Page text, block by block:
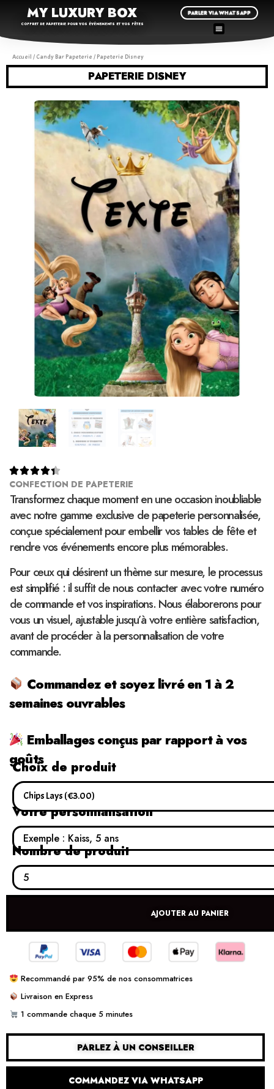
MY LUXURY BOX
COFFRET DE PAPETERIE POUR VOS ÉVÉNEMENTS ET VOS FÊTES
PARLER VIA WHATSAPP
Accueil / Candy Bar Papeterie / Papeterie Disney
PAPETERIE DISNEY

CONFECTION DE PAPETERIE
Transformez chaque moment en une occasion inoubliable
avec notre gamme exclusive de papeterie personnalisée,
conçue spécialement pour embellir vos tables de fête et
rendre vos événements encore plus mémorables.
Pour ceux qui désirent un thème sur mesure, le processus
est simplifié : il suffit de nous contacter avec votre numéro
de commande et vos inspirations. Nous élaborerons pour
vous un visuel, ajustable jusqu’à votre entière satisfaction,
avant de procéder à la personnalisation de votre
commande.
Commandez et soyez livré en 1 à 2
semaines ouvrables
Emballages conçus par rapport à vos
goûts
Choix de produit
Votre personnalisation
Nombre de produit
AJOUTER AU PANIER
Recommandé par 95% de nos consommatrices
Livraison en Express
1 commande chaque 5 minutes
PARLEZ À UN CONSEILLER
COMMANDEZ VIA WHATSAPP